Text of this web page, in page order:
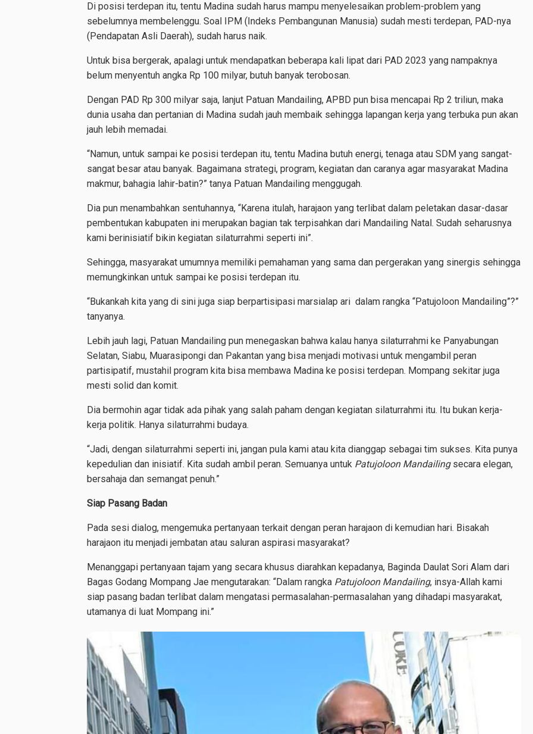
Di posisi terdepan itu, tentu Madina sudah harus mampu menyelesaikan problem-problem yang
sebelumnya membelenggu. Soal IPM (Indeks Pembangunan Manusia) sudah mesti terdepan, PAD-nya
(Pendapatan Asli Daerah), sudah harus naik.
Untuk bisa bergerak, apalagi untuk mendapatkan beberapa kali lipat dari PAD 2023 yang nampaknya
belum menyentuh angka Rp 100 milyar, butuh banyak terobosan.
Dengan PAD Rp 300 milyar saja, lanjut Patuan Mandailing, APBD pun bisa mencapai Rp 2 triliun, maka
dunia usaha dan pertanian di Madina sudah jauh membaik sehingga lapangan kerja yang terbuka pun akan
jauh lebih memadai.
“Namun, untuk sampai ke posisi terdepan itu, tentu Madina butuh energi, tenaga atau SDM yang sangat-
sangat besar atau banyak. Bagaimana strategi, program, kegiatan dan caranya agar masyarakat Madina
makmur, bahagia lahir-batin?” tanya Patuan Mandailing menggugah.
Dia pun menambahkan sentuhannya, “Karena itulah, harajaon yang terlibat dalam peletakan dasar-dasar
pembentukan kabupaten ini merupakan bagian tak terpisahkan dari Mandailing Natal. Sudah seharusnya
kami berinisiatif bikin kegiatan silaturrahmi seperti ini”.
Sehingga, masyarakat umumnya memiliki pemahaman yang sama dan pergerakan yang sinergis sehingga
memungkinkan untuk sampai ke posisi terdepan itu.
“Bukankah kita yang di sini juga siap berpartisipasi marsialap ari dalam rangka “Patujoloon Mandailing”?”
tanyanya.
Lebih jauh lagi, Patuan Mandailing pun menegaskan bahwa kalau hanya silaturrahmi ke Panyabungan
Selatan, Siabu, Muarasipongi dan Pakantan yang bisa menjadi motivasi untuk mengambil peran
partisipatif, mustahil program kita bisa membawa Madina ke posisi terdepan. Mompang sekitar juga
mesti solid dan komit.
Dia bermohin agar tidak ada pihak yang salah paham dengan kegiatan silaturrahmi itu. Itu bukan kerja-
kerja politik. Hanya silaturrahmi budaya.
“Jadi, dengan silaturrahmi seperti ini, jangan pula kami atau kita dianggap sebagai tim sukses. Kita punya
kepedulian dan inisiatif. Kita sudah ambil peran. Semuanya untuk Patujoloon Mandailingsecara elegan,
bersahaja dan semangat penuh.”
Siap Pasang Badan
Pada sesi dialog, mengemuka pertanyaan terkait dengan peran harajaon di kemudian hari. Bisakah
harajaon itu menjadi jembatan atau saluran aspirasi masyarakat?
Menanggapi pertanyaan tajam yang secara khusus diarahkan kepadanya, Baginda Daulat Sori Alam dari
Bagas Godang Mompang Jae mengutarakan: “Dalam rangka Patujoloon Mandailing, insya-Allah kami
siap pasang badan terlibat dalam mengatasi permasalahan-permasalahan yang dihadapi masyarakat,
utamanya di luat Mompang ini.”